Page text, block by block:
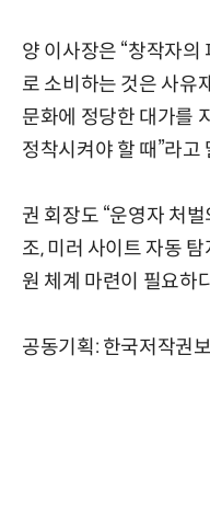
양 이사장은 “창작자
로 소비하는 것은 사유
문화에 정당한 대가를
정착시켜야 할 때”라고
권 회장도 “운영자 처
조, 미러 사이트 자동
원 체계 마련이 필요하
공동기획: 한국저작권